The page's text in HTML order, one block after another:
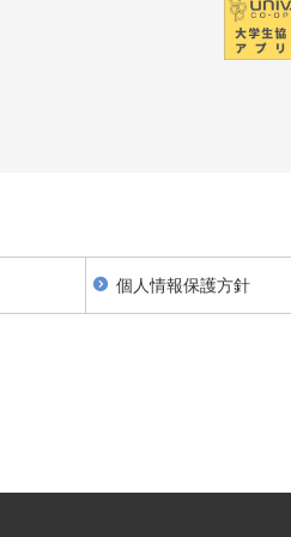
個人情報保護方針